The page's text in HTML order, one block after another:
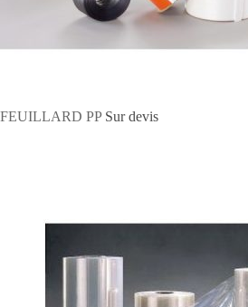
FEUILLARD PP Sur devis